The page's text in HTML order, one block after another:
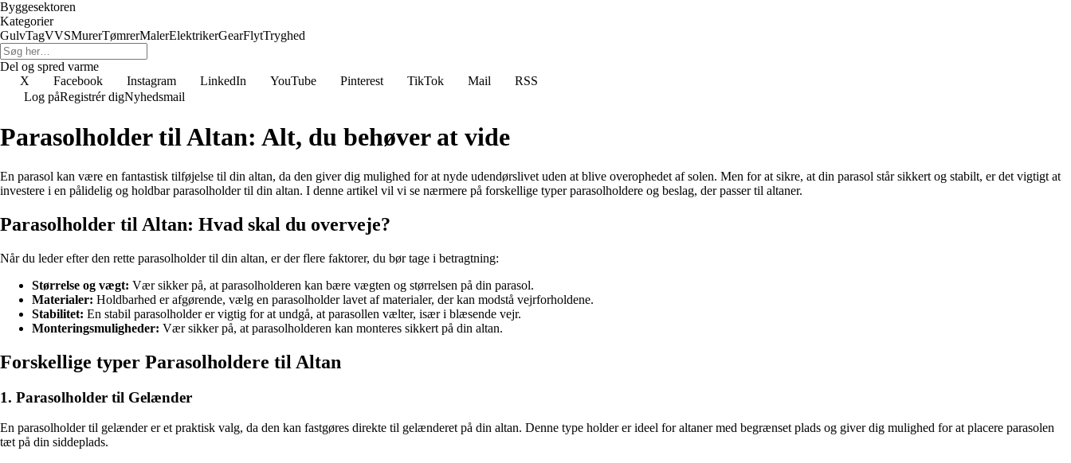
Byggesektoren
Kategorier
GulvTagVVSMurerTømrerMalerElektrikerGearFlytTryghed
Del og spred varme
X
Facebook Instagram LinkedIn YouTube Pinterest TikTok Mail
RSS
Log påRegistrér digNyhedsmail
Parasolholder til Altan: Alt, du behøver at vide
En parasol kan være en fantastisk tilføjelse til din altan, da den giver dig mulighed for at nyde udendørslivet uden at blive overophedet af solen. Men for at sikre, at din parasol står sikkert og stabilt, er det vigtigt at
investere i en pålidelig og holdbar parasolholder til din altan. I denne artikel vil vi se nærmere på forskellige typer parasolholdere og beslag, der passer til altaner.
Parasolholder til Altan: Hvad skal du overveje?
Når du leder efter den rette parasolholder til din altan, er der flere faktorer, du bør tage i betragtning:
Størrelse og vægt: Vær sikker på, at parasolholderen kan bære vægten og størrelsen på din parasol.
Materialer: Holdbarhed er afgørende, vælg en parasolholder lavet af materialer, der kan modstå vejrforholdene.
Stabilitet: En stabil parasolholder er vigtig for at undgå, at parasollen vælter, især i blæsende vejr.
Monteringsmuligheder: Vær sikker på, at parasolholderen kan monteres sikkert på din altan.
Forskellige typer Parasolholdere til Altan
1. Parasolholder til Gelænder
En parasolholder til gelænder er et praktisk valg, da den kan fastgøres direkte til gelænderet på din altan. Denne type holder er ideel for altaner med begrænset plads og giver dig mulighed for at placere parasolen
tæt på din siddeplads.